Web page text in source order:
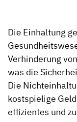
Die Einhaltung
Verhinderung
was die
Die
kostspielige
effizientes und